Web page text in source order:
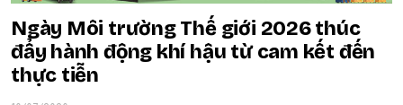
Ngày Môi trường Thế giới 2026 thúc
đẩy hành động khí hậu từ cam kết đến
thực tiễn